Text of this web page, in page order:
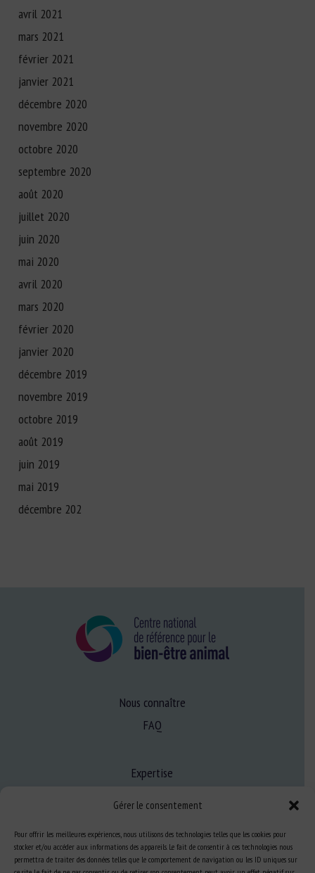
Gérer le consentement
Pour offrir les meilleures expériences, nous utilisons des technologies telles que les cookies pour
stocker et/ou accéder aux informations des appareils. Le fait de consentir à ces technologies nous
permettra de traiter des données telles que le comportement de navigation ou les ID uniques sur
avril 2021
mars 2021
février 2021
janvier 2021
décembre 2020
novembre 2020
octobre 2020
septembre 2020
août 2020
juillet 2020
juin 2020
mai 2020
avril 2020
mars 2020
février 2020
janvier 2020
décembre 2019
novembre 2019
octobre 2019
août 2019
juin 2019
mai 2019
décembre 202
Nous connaître
FAQ
Expertise